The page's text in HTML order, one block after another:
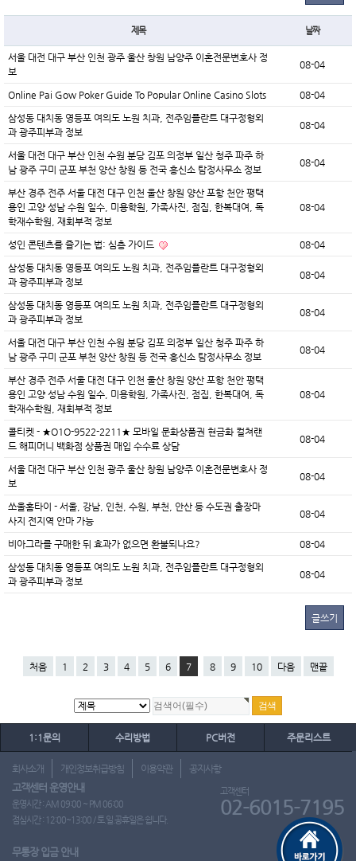
제목 날짜
서울 대전 대구 부산 인천 광주 울산 창원 남양주 이혼전문변호사 정
보
08-04
Online Pai Gow Poker Guide To Popular Online Casino Slots 08-04
삼성동 대치동 영등포 여의도 노원 치과, 전주임플란트 대구정형외
과 광주피부과 정보
08-04
서울 대전 대구 부산 인천 수원 분당 김포 의정부 일산 청주 파주 하
남 광주 구미 군포 부천 양산 창원 등 전국 흥신소 탐정사무소 정보
08-04
부산 경주 전주 서울 대전 대구 인천 울산 창원 양산 포항 천안 평택
용인 고양 성남 수원 일수, 미용학원, 가족사진, 점집, 한복대여, 독
학재수학원, 재회부적 정보
08-04
성인 콘텐츠를 즐기는 법: 심층 가이드 08-04
삼성동 대치동 영등포 여의도 노원 치과, 전주임플란트 대구정형외
과 광주피부과 정보
08-04
삼성동 대치동 영등포 여의도 노원 치과, 전주임플란트 대구정형외
과 광주피부과 정보
08-04
서울 대전 대구 부산 인천 수원 분당 김포 의정부 일산 청주 파주 하
남 광주 구미 군포 부천 양산 창원 등 전국 흥신소 탐정사무소 정보
08-04
부산 경주 전주 서울 대전 대구 인천 울산 창원 양산 포항 천안 평택
용인 고양 성남 수원 일수, 미용학원, 가족사진, 점집, 한복대여, 독
학재수학원, 재회부적 정보
08-04
콜티켓 - ★O1O-9522-2211★ 모바일 문화상품권 현금화 컬쳐랜
드 해피머니 백화점 상품권 매입 수수료 상담
08-04
서울 대전 대구 부산 인천 광주 울산 창원 남양주 이혼전문변호사 정
보
08-04
쏘울홈타이 - 서울, 강남, 인천, 수원, 부천, 안산 등 수도권 출장마
사지 전지역 안마 가능
08-04
비아그라를 구매한 뒤 효과가 없으면 환불되나요? 08-04
삼성동 대치동 영등포 여의도 노원 치과, 전주임플란트 대구정형외
과 광주피부과 정보
08-04
글쓰기
처음 1 2 3 4 5 6 7 8 9 10 다음 맨끝
1:1문의 수리방법 PC버전 주문리스트
회사소개 개인정보취급방침 이용약관 공지사항
고객센터 운영안내
운영시간 : AM 09:00 ~ PM 06:00
점심시간 : 12:00~13:00 / 토.일.공휴일은 쉽니다.
고객센터
02-6015-7195
무통장 입금 안내